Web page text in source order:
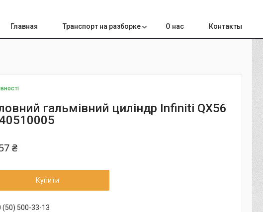
Главная Транспорт на разборке О нас Контакты
гальмівний циліндр Infiniti QX56
₴
Купити
(50) 500-33-13